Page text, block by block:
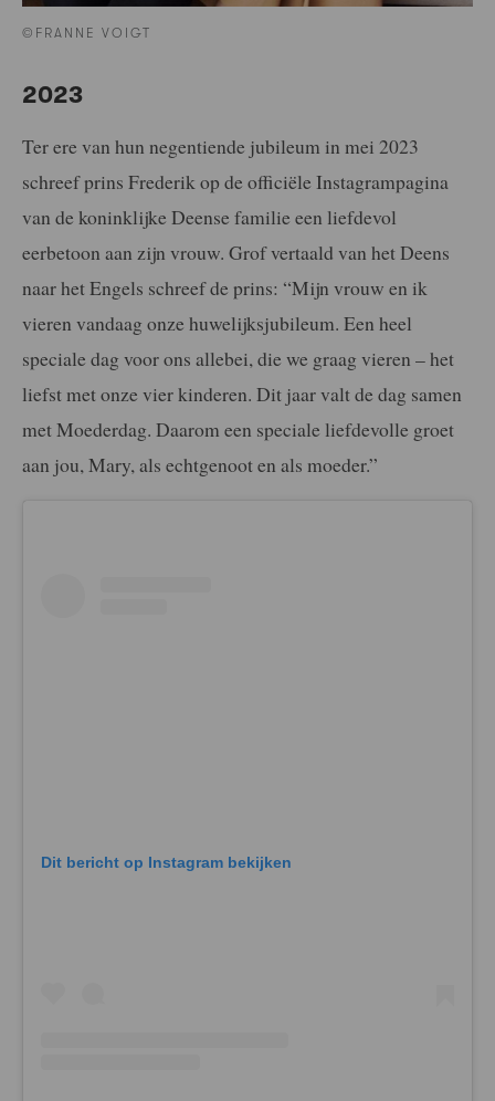
©FRANNE VOIGT
2023
Ter ere van hun negentiende jubileum in mei 2023
schreef prins Frederik op de officiële Instagrampagina
van de koninklijke Deense familie een liefdevol
eerbetoon aan zijn vrouw. Grof vertaald van het Deens
naar het Engels schreef de prins: “Mijn vrouw en ik
vieren vandaag onze huwelijksjubileum. Een heel
speciale dag voor ons allebei, die we graag vieren – het
liefst met onze vier kinderen. Dit jaar valt de dag samen
met Moederdag. Daarom een speciale liefdevolle groet
aan jou, Mary, als echtgenoot en als moeder.”
Dit bericht op Instagram bekijken